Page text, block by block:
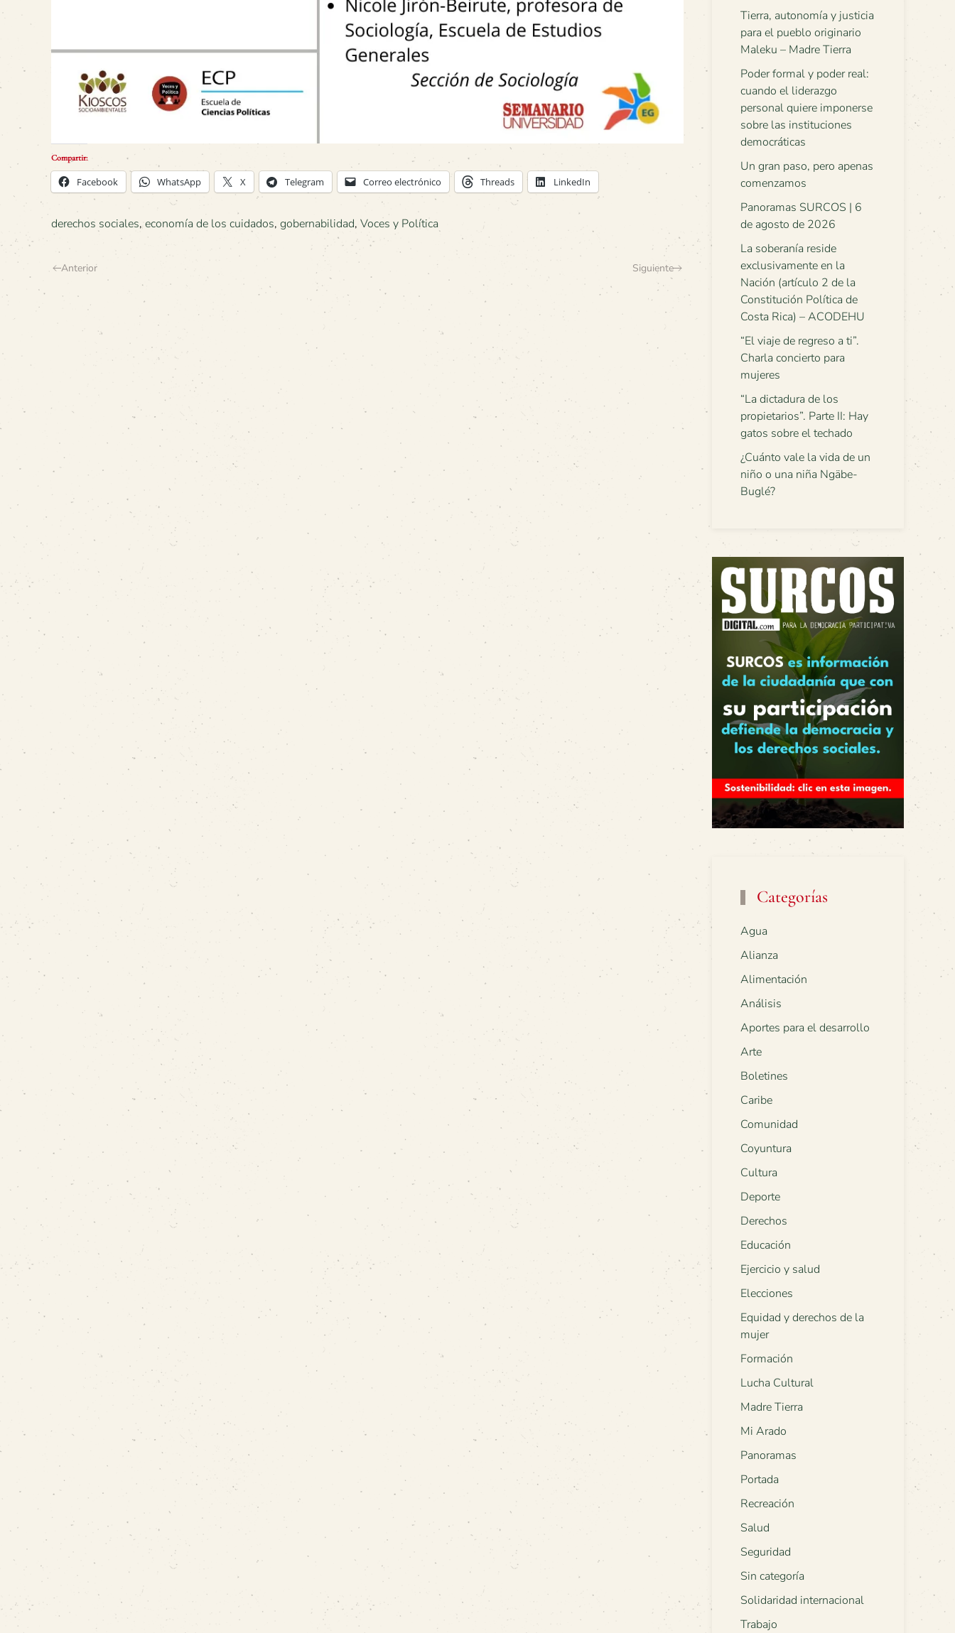
Compartir:
Facebook WhatsApp X Telegram Correo electrónico Threads LinkedIn
derechos sociales, economía de los cuidados, gobernabilidad, Voces y Política
Anterior Siguiente
Tierra, autonomía y justicia
para el pueblo originario
Maleku – Madre Tierra
Poder formal y poder real:
cuando el liderazgo
personal quiere imponerse
sobre las instituciones
democráticas
Un gran paso, pero apenas
comenzamos
Panoramas SURCOS | 6
de agosto de 2026
La soberanía reside
exclusivamente en la
Nación (artículo 2 de la
Constitución Política de
Costa Rica) – ACODEHU
“El viaje de regreso a ti”.
Charla concierto para
mujeres
“La dictadura de los
propietarios”. Parte II: Hay
gatos sobre el techado
¿Cuánto vale la vida de un
niño o una niña Ngäbe-
Buglé?
Categorías
Agua
Alianza
Alimentación
Análisis
Aportes para el desarrollo
Arte
Boletines
Caribe
Comunidad
Coyuntura
Cultura
Deporte
Derechos
Educación
Ejercicio y salud
Elecciones
Equidad y derechos de la
mujer
Formación
Lucha Cultural
Madre Tierra
Mi Arado
Panoramas
Portada
Recreación
Salud
Seguridad
Sin categoría
Solidaridad internacional
Trabajo